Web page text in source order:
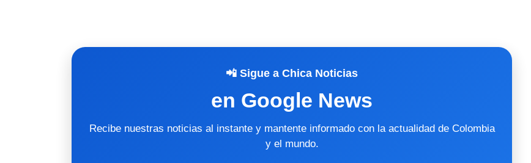
📲 Sigue a Chica Noticias
en Google News
Recibe nuestras noticias al instante y mantente informado con la actualidad de Colombia
y el mundo.